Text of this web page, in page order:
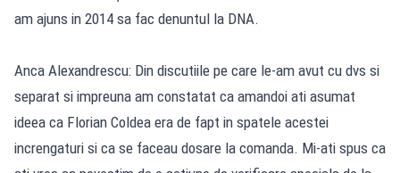
am ajuns in 2014 sa fac denuntul la DNA.
Anca Alexandrescu: Din discutiile pe care le-am avut cu dvs si
separat si impreuna am constatat ca amandoi ati asumat
ideea ca Florian Coldea era de fapt in spatele acestei
increngaturi si ca se faceau dosare la comanda. Mi-ati spus ca